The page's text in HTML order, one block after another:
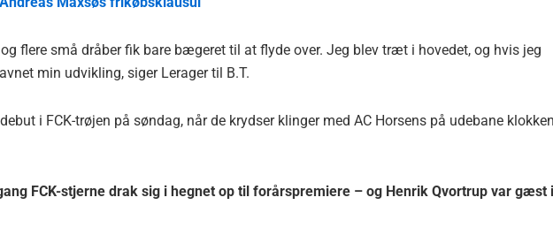
flere små dråber fik bare bægeret til at flyde over. Jeg blev træt i hovedet, og hvis jeg
min udvikling, siger Lerager til B.T.
i FCK-trøjen på søndag, når de krydser klinger med AC Horsens på udebane klokken
FCK-stjerne drak sig i hegnet op til forårspremiere – og Henrik Qvortrup var gæst i